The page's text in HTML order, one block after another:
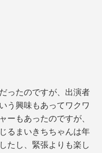
ったのですが、出演者
う興味もあってワクワ
ーもあったのですが、
るまいきちちゃんは年
たし、緊張よりも楽し